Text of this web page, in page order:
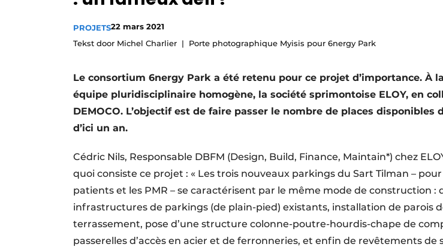
Video’s
PROJETS22 mars 2021
Tekst door Michel Charlier
Porte photographique Myisis pour 6nergy Park
Le consortium 6nergy Park a été retenu pour ce projet d’importance. À
équipe pluridisciplinaire homogène, la société sprimontoise ELOY, en
DEMOCO. L’objectif est de faire passer le nombre de places disponibles
d’ici un an.
Cédric Nils, Responsable DBFM (Design, Build, Finance, Maintain*) chez
quoi consiste ce projet : « Les trois nouveaux parkings du Sart Tilman –
patients et les PMR – se caractérisent par le même mode de construction :
infrastructures de parkings (de plain-pied) existants, installation de parois
terrassement, pose d’une structure colonne-poutre-hourdis-chape de
passerelles d’accès en acier et de ferronneries, et enfin de revêtements de